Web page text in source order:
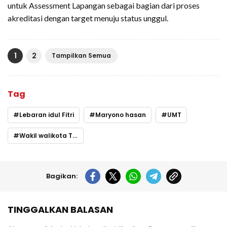
untuk Assessment Lapangan sebagai bagian dari proses
akreditasi dengan target menuju status unggul.
1 2 Tampilkan Semua
Tag
Lebaran idul Fitri Maryono hasan UMT
Wakil walikota Tangerang
Bagikan:
TINGGALKAN BALASAN